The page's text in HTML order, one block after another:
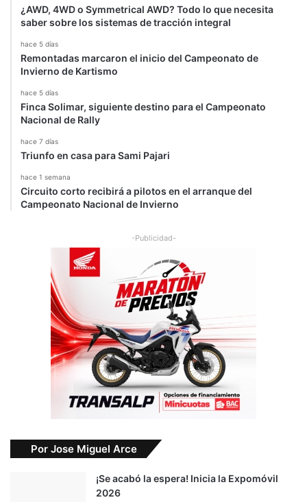
¿AWD, 4WD o Symmetrical AWD? Todo lo que necesita
saber sobre los sistemas de tracción integral
hace 5 días
Remontadas marcaron el inicio del Campeonato de
Invierno de Kartismo
hace 5 días
Finca Solimar, siguiente destino para el Campeonato
Nacional de Rally
hace 7 días
Triunfo en casa para Sami Pajari
hace 1 semana
Circuito corto recibirá a pilotos en el arranque del
Campeonato Nacional de Invierno
-Publicidad-
Por Jose Miguel Arce
¡Se acabó la espera! Inicia la Expomóvil
2026